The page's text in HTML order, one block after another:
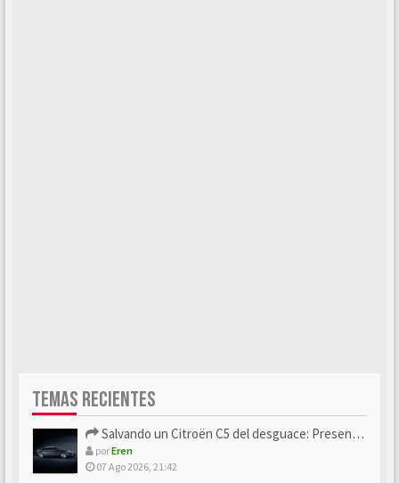
TEMAS RECIENTES
Salvando un Citroën C5 del desguace: Presentación y seguimiento
porEren
07 Ago 2026, 21:42